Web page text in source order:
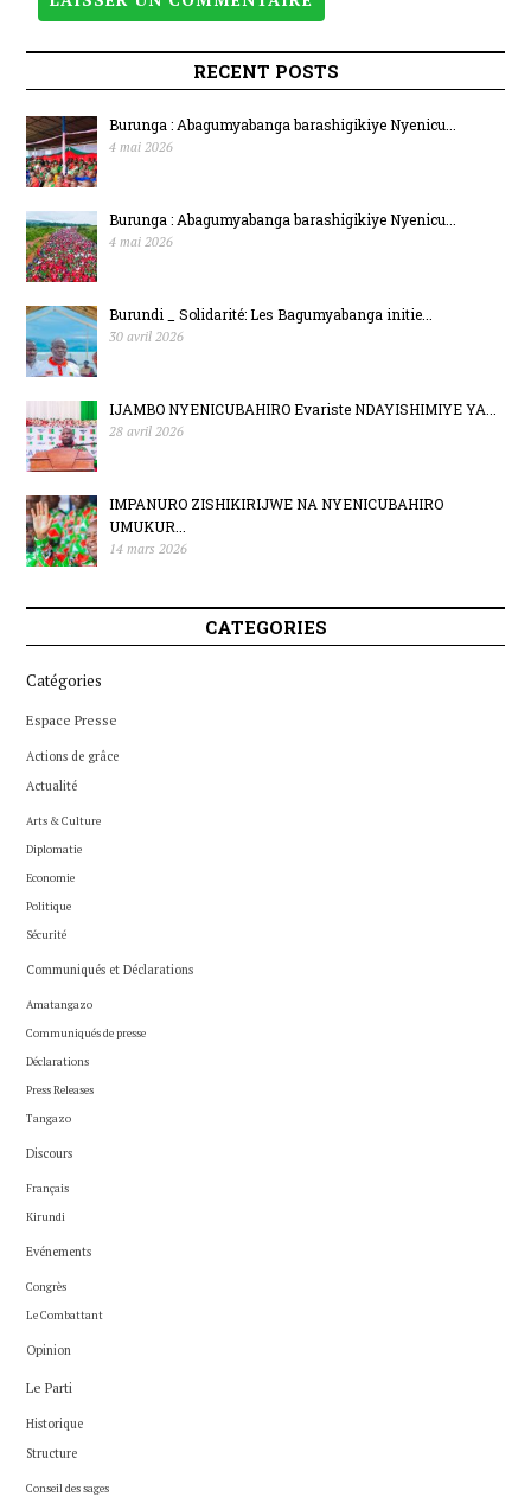
RECENT POSTS
Burunga : Abagumyabanga barashigikiye Nyenicu...
4 mai 2026
Burunga : Abagumyabanga barashigikiye Nyenicu...
4 mai 2026
Burundi _ Solidarité: Les Bagumyabanga initie...
30 avril 2026
IJAMBO NYENICUBAHIRO Evariste NDAYISHIMIYE YA...
28 avril 2026
IMPANURO ZISHIKIRIJWE NA NYENICUBAHIRO
UMUKUR...
14 mars 2026
CATEGORIES
Catégories
Espace Presse
Actions de grâce
Actualité
Arts & Culture
Diplomatie
Economie
Politique
Sécurité
Communiqués et Déclarations
Amatangazo
Communiqués de presse
Déclarations
Press Releases
Tangazo
Discours
Français
Kirundi
Evénements
Congrès
Le Combattant
Opinion
Le Parti
Historique
Structure
Conseil des sages